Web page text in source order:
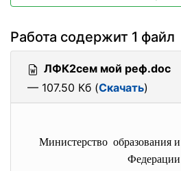
Работа содержит 1 файл
ЛФК2сем мой реф.doc
— 107.50 Кб (Скачать)
Министерство образования
Федерации